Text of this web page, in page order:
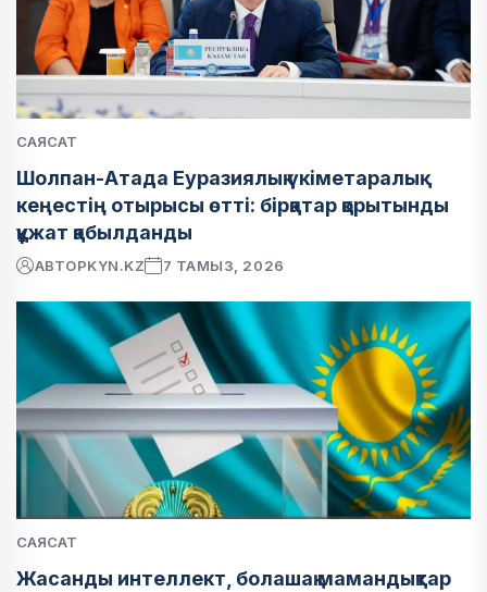
САЯСАТ
Шолпан-Атада Еуразиялық үкіметаралық
кеңестің отырысы өтті: бірқатар қорытынды
құжат қабылданды
АВТОРKYN.KZ 7 ТАМЫЗ, 2026
САЯСАТ
Жасанды интеллект, болашақ мамандықтар